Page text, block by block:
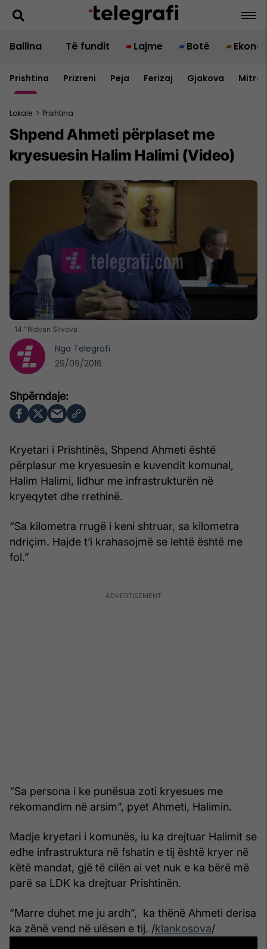
Ballina Të fundit Lajme Botë
Prishtina Prizreni Peja Ferizaj Gjakova
Lokale > Prishtina
Shpend Ahmeti përplaset me
kryesuesin Halim Halimi (Video)
14:"Ridvan Slivova
Kryetari i Prishtinës, Shpend Ahmeti është
përplasur me kryesuesin e kuvendit komunal,
Halim Halimi, lidhur me infrastrukturën në
kryeqytet dhe rrethinë.
“Sa kilometra rrugë i keni shtruar, sa kilometra
ndriçim. Hajde t’i krahasojmë se lehtë është me
fol.”
“Sa persona i ke punësua zoti kryesues me
rekomandim në arsim”, pyet Ahmeti, Halimin.
Madje kryetari i komunës, iu ka drejtuar Halimit se
edhe infrastruktura në fshatin e tij është kryer në
këtë mandat, gjë të cilën ai vet nuk e ka bërë më
parë sa LDK ka drejtuar Prishtinën.
“Marre duhet me ju ardh”, ka thënë Ahmeti derisa
ka zënë vend në ulësen e tij. /klankosova/
Nga Telegrafi
29/09/2016